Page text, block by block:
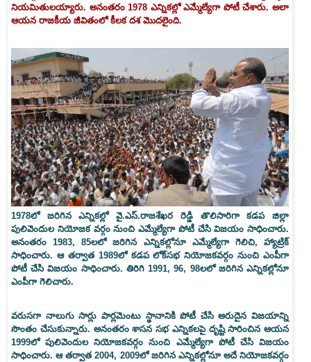
నియమితులయ్యారు. అనంతరం 1978 ఎన్నికల్లో ఎమ్మేల్యేగా పోటీ చేశారు. అలా
ఆయన రాజకీయ జీవితంలో కీలక దశ మొదలైంది.
1978లో జరిగిన ఎన్నికల్లో వై.ఎస్‌.రాజశేఖర రెడ్డి తొలిసారిగా కడప జిల్లా
పులివెందుల నియోజక వర్గం నుంచి ఎమ్మేల్యేగా పోటీ చేసి విజయం సాధించారు.
అనంతరం 1983, 85లలో జరిగిన ఎన్నికల్లోనూ ఎమ్మేల్యేగా గెలిచి, హ్యాట్రిక్‌
సాధించారు. ఆ తర్వాత 1989లో కడప లోక్‌సభ నియోజకవర్గం నుంచి ఎంపీగా
పోటీ చేసి విజయం సాధించారు. తిరిగి 1991, 96, 98లలో జరిగిన ఎన్నికల్లోనూ
ఎంపీగా గెలిచారు.
వరుసగా నాలుగు సార్లు పార్లమెంటు స్థానానికి పోటీ చేసి అరుదైన విజయాన్ని
సొంతం చేసుకున్నారు. అనంతరం శాసన సభ ఎన్నికలపై దృష్టి సారించిన ఆయన
1999లో పులివెందుల నియోజకవర్గం నుంచి ఎమ్మేల్యేగా పోటీ చేసి విజయం
సాధించారు. ఆ తర్వాత 2004, 2009లో జరిగిన ఎన్నికల్లోనూ అదే నియోజకవర్గం